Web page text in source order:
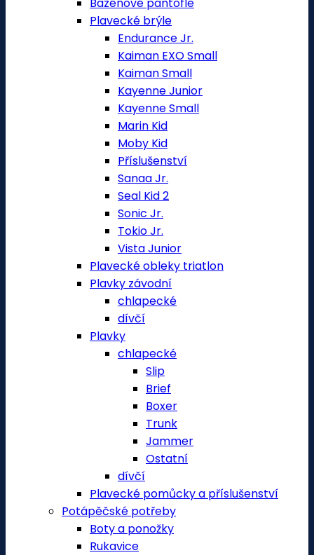
Plavecké brýle
Endurance Jr.
Kaiman EXO Small
Kaiman Small
Kayenne Junior
Kayenne Small
Marin Kid
Moby Kid
Příslušenství
Sanaa Jr.
Seal Kid 2
Sonic Jr.
Tokio Jr.
Vista Junior
Plavecké obleky triatlon
Plavky závodní
chlapecké
dívčí
Plavky
chlapecké
Slip
Brief
Boxer
Trunk
Jammer
Ostatní
dívčí
Plavecké pomůcky a příslušenství
Potápěčské potřeby
Boty a ponožky
Rukavice